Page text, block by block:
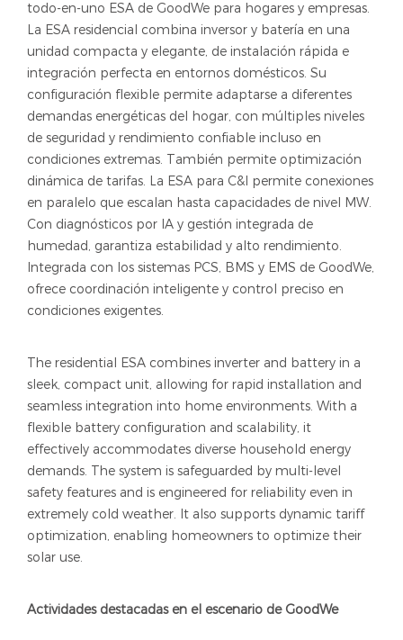
todo-en-uno ESA de GoodWe para hogares y empresas.
La ESA residencial combina inversor y batería en una
unidad compacta y elegante, de instalación rápida e
integración perfecta en entornos domésticos. Su
configuración flexible permite adaptarse a diferentes
demandas energéticas del hogar, con múltiples niveles
de seguridad y rendimiento confiable incluso en
condiciones extremas. También permite optimización
dinámica de tarifas. La ESA para C&I permite conexiones
en paralelo que escalan hasta capacidades de nivel MW.
Con diagnósticos por IA y gestión integrada de
humedad, garantiza estabilidad y alto rendimiento.
Integrada con los sistemas PCS, BMS y EMS de GoodWe,
ofrece coordinación inteligente y control preciso en
condiciones exigentes.
The residential ESA combines inverter and battery in a
sleek, compact unit, allowing for rapid installation and
seamless integration into home environments. With a
flexible battery configuration and scalability, it
effectively accommodates diverse household energy
demands. The system is safeguarded by multi-level
safety features and is engineered for reliability even in
extremely cold weather. It also supports dynamic tariff
optimization, enabling homeowners to optimize their
solar use.
Actividades destacadas en el escenario de GoodWe